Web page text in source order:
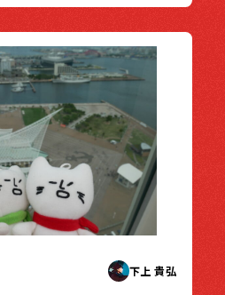
下上 貴弘